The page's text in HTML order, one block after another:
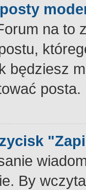
na to
będziesz
posta.
By